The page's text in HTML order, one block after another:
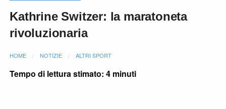
Kathrine Switzer: la maratoneta
rivoluzionaria
HOME NOTIZIE ALTRI SPORT
Tempo di lettura stimato: 4 minuti